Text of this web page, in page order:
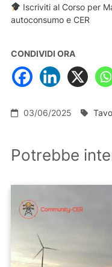
Iscriviti al Corso per
autoconsumo e CER
CONDIVIDI ORA
03/06/2025
Potrebbe